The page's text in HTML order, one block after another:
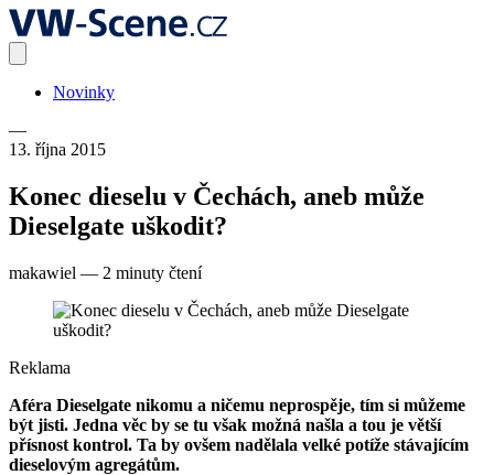
Novinky
—
13. října 2015
Konec dieselu v Čechách, aneb může
Dieselgate uškodit?
makawiel — 2 minuty čtení
Reklama
Aféra Dieselgate nikomu a ničemu neprospěje, tím si můžeme
být jisti. Jedna věc by se tu však možná našla a tou je větší
přísnost kontrol. Ta by ovšem nadělala velké potíže stávajícím
dieselovým agregátům.